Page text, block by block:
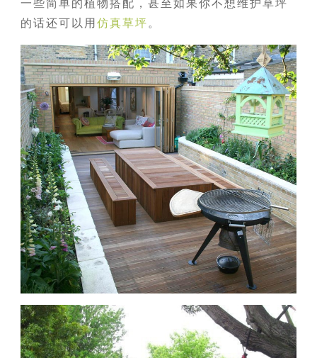
一些简单的植物搭配，甚至如果你不想维护草坪
的话还可以用仿真草坪 。